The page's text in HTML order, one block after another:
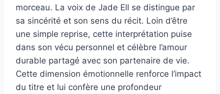
morceau. La voix de Jade Ell se distingue par
sa sincérité et son sens du récit. Loin d’être
une simple reprise, cette interprétation puise
dans son vécu personnel et célèbre l’amour
durable partagé avec son partenaire de vie.
Cette dimension émotionnelle renforce l’impact
du titre et lui confère une profondeur